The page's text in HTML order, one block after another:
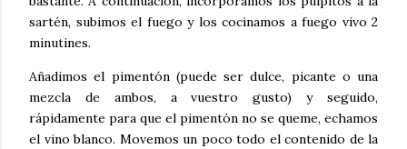
sartén, subimos el fuego y los cocinamos a fuego vivo 2
minutines.
Añadimos el pimentón (puede ser dulce, picante o una
mezcla de ambos, a vuestro gusto) y seguido,
rápidamente para que el pimentón no se queme, echamos
el vino blanco. Movemos un poco todo el contenido de la